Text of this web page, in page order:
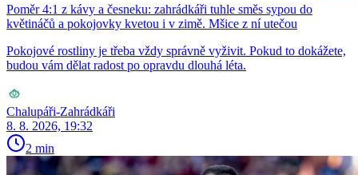
Poměr 4:1 z kávy a česneku: zahrádkáři tuhle směs sypou do
květináčů a pokojovky kvetou i v zimě. Mšice z ní utečou
Pokojové rostliny je třeba vždy správně vyživit. Pokud to dokážete,
budou vám dělat radost po opravdu dlouhá léta.
Chalupáři-Zahrádkáři
8. 8. 2026, 19:32
2 min